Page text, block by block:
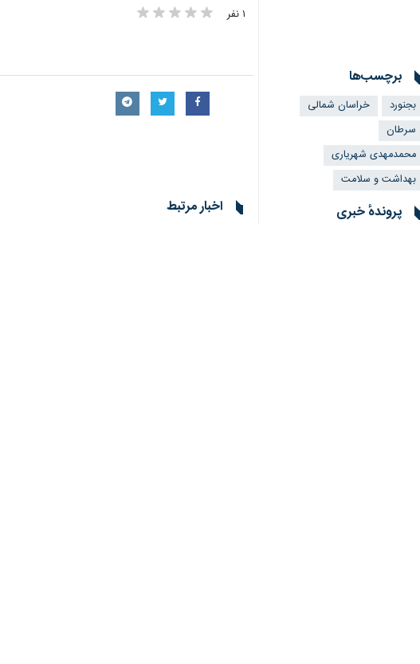
۱ نفر
برچسب‌ها
بجنورد
خراسان شمالی
سرطان
محمدمهدی شهریاری
بهداشت و سلامت
پروندهٔ خبری اخبار مرتبط